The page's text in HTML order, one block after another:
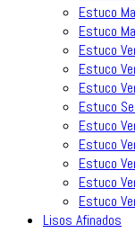
Estuco
Estuco
Estuco
Estuco
Estuco
Estuco
Estuco
Estuco
Estuco
Estuco
Estuco
Lisos Afinados